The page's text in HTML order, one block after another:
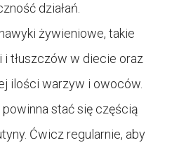
działań.
żywieniowe, takie
i tłuszczów w diecie oraz
ilości warzyw i owoców.
stać się częścią
Ćwicz regularnie, aby